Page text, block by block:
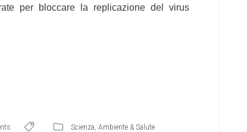
per bloccare la replicazione del virus
Scienza, Ambiente & Salute